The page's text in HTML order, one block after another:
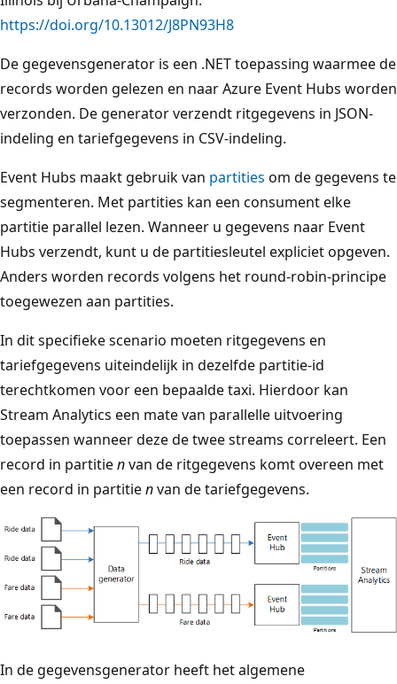
https://doi.org/10.13012/J8PN93H8
De gegevensgenerator is een .NET toepassing waarmee de
records worden gelezen en naar Azure Event Hubs worden
verzonden. De generator verzendt ritgegevens in JSON-
indeling en tariefgegevens in CSV-indeling.
Event Hubs maakt gebruik van partities om de gegevens te
segmenteren. Met partities kan een consument elke
partitie parallel lezen. Wanneer u gegevens naar Event
Hubs verzendt, kunt u de partitiesleutel expliciet opgeven.
Anders worden records volgens het round-robin-principe
toegewezen aan partities.
In dit specifieke scenario moeten ritgegevens en
tariefgegevens uiteindelijk in dezelfde partitie-id
terechtkomen voor een bepaalde taxi. Hierdoor kan
Stream Analytics een mate van parallelle uitvoering
toepassen wanneer deze de twee streams correleert. Een
record in partitienvan de ritgegevens komt overeen met
een record in partitienvan de tariefgegevens.
In de gegevensgenerator heeft het algemene